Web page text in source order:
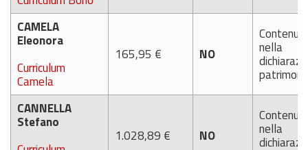
CAMELA
Eleonora
Curriculum
Camela
165,95 € NO nella
CANNELLA
Stefano
1.028,89 € NO nella